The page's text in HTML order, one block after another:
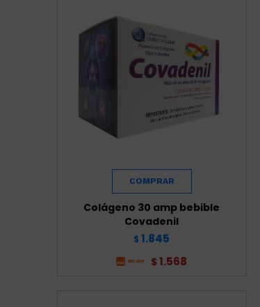
Colágeno 30 amp bebible
Covadenil
$ 1.845
$ 1.568